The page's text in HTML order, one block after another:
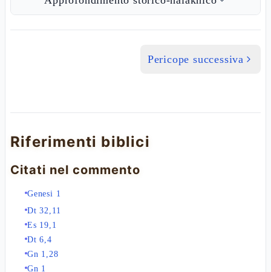
Pericope successiva
Riferimenti biblici
Citati nel commento
Genesi 1
Dt 32,11
Es 19,1
Dt 6,4
Gn 1,28
Gn 1